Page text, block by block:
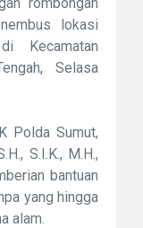
lokasi
Kecamatan
Selasa
Polda Sumut,
S.I.K., M.H.,
bantuan
yang hingga
alam.